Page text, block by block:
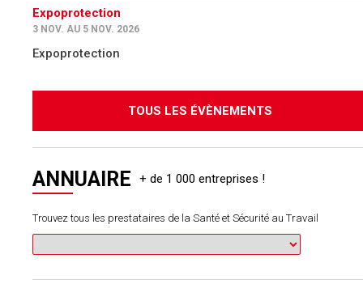
Expoprotection
3 NOV. AU 5 NOV. 2026
Expoprotection
TOUS LES ÉVÈNEMENTS
ANNUAIRE
Trouvez tous les prestataires de la Santé et Sécurité au Travail